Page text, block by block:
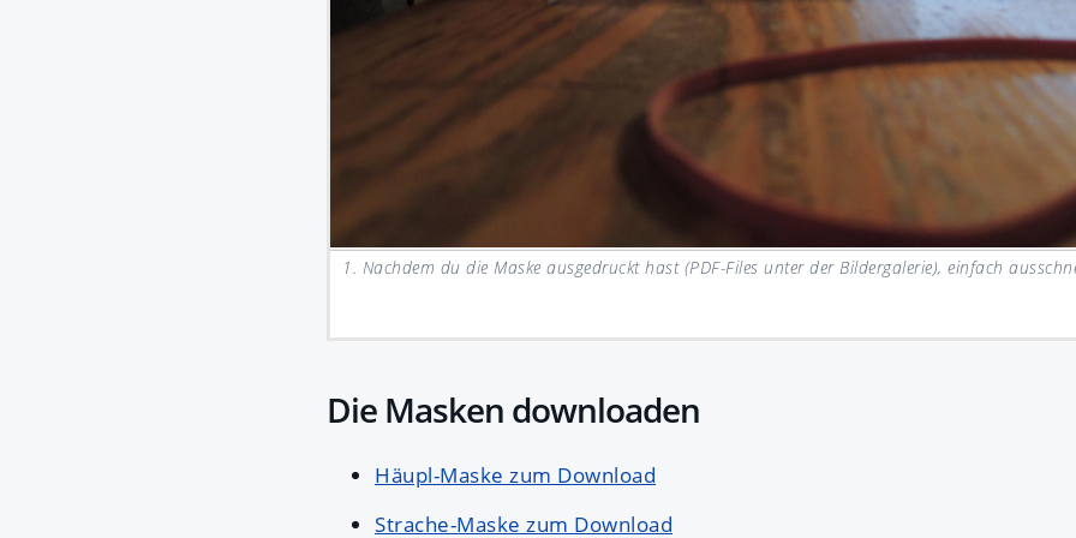
1. Nachdem du die Maske ausgedruckt hast (PDF-Files unter der Bildergalerie), einfach
Die Masken downloaden
Häupl-Maske zum Download
Strache-Maske zum Download